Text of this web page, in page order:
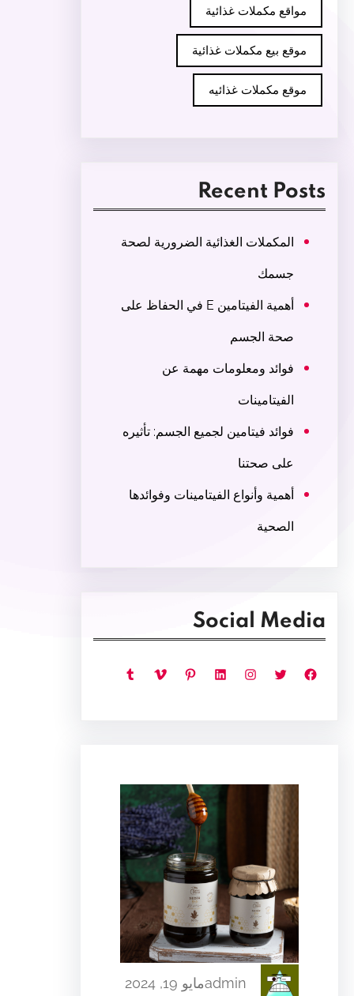
مواقع مكملات غذائية
موقع بيع مكملات غذائية
موقع مكملات غذائيه
Recent Posts
المكملات الغذائية الضرورية لصحة
جسمك
أهمية الفيتامين E في الحفاظ على
صحة الجسم
فوائد ومعلومات مهمة عن
الفيتامينات
فوائد فيتامين لجميع الجسم: تأثيره
على صحتنا
أهمية وأنواع الفيتامينات وفوائدها
الصحية
Social Media
فيسبوك تويتر إنستجرام لينكد إن بينتريست فيميو تمبلر
adminمايو 19, 2024